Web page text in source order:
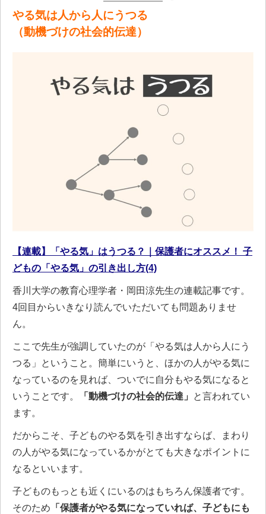
やる気は人から人にうつる
（動機づけの社会的伝達）
【連載】「やる気」はうつる？｜保護者にオススメ！ 子
どもの「やる気」の引き出し方(4)
香川大学の教育心理学者・岡田涼先生の連載記事です。
4回目からいきなり読んでいただいても問題ありませ
ん。
ここで先生が強調していたのが「やる気は人から人にう
つる」ということ。簡単にいうと、ほかの人がやる気に
なっているのを見れば、ついでに自分もやる気になると
いうことです。
「動機づけの社会的伝達」
と言われてい
ます。
だからこそ、子どものやる気を引き出すならば、まわり
の人がやる気になっているかがとても大きなポイントに
なるといいます。
子どものもっとも近くにいるのはもちろん保護者です。
そのため 「保護者がやる気になっていれば、子どもにも